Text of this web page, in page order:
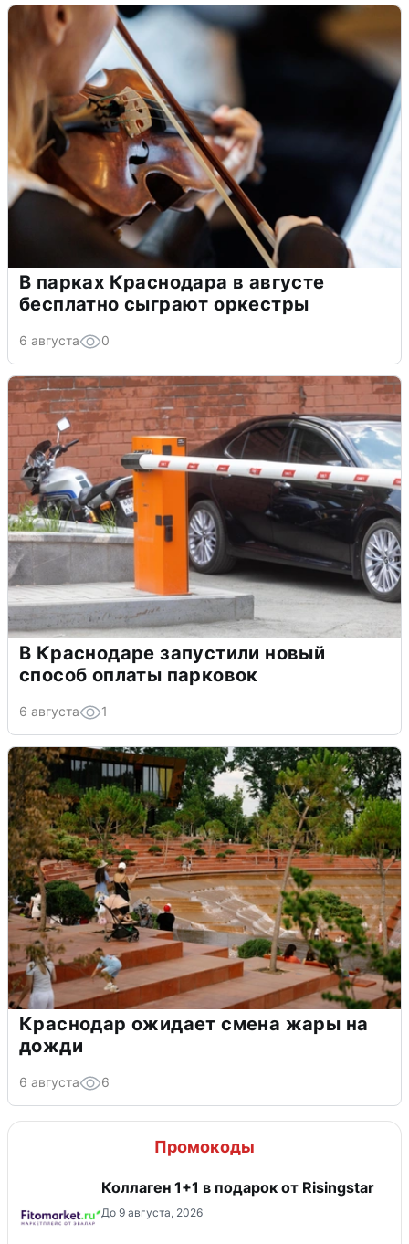
В парках Краснодара в августе
бесплатно сыграют оркестры
6 августа 0
В Краснодаре запустили новый
способ оплаты парковок
6 августа 1
Краснодар ожидает смена жары на
дожди
6 августа 6
Промокоды
Коллаген 1+1 в подарок от Risingstar
До 9 августа, 2026